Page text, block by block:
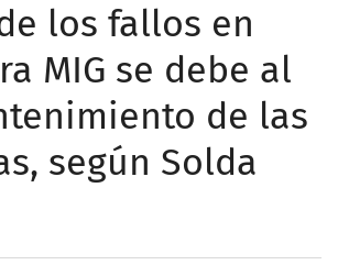
los fallos en
MIG se debe al
de las
según Solda